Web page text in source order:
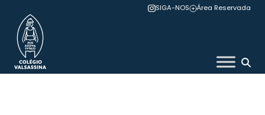
content
SIGA-NOS Área Reservada
Colégio Valsassina